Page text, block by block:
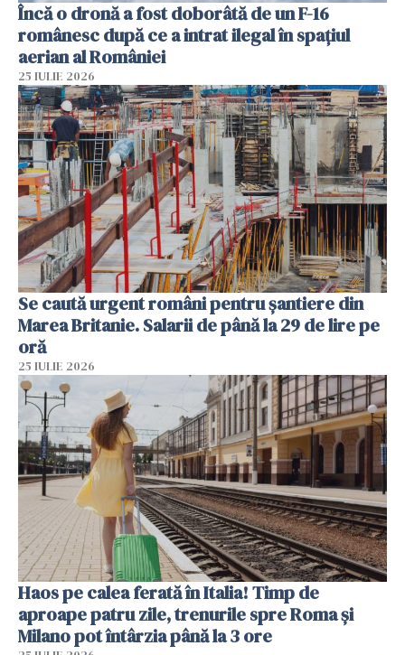
Încă o dronă a fost doborâtă de un F-16
românesc după ce a intrat ilegal în spațiul
aerian al României
25 IULIE 2026
Se caută urgent români pentru șantiere din
Marea Britanie. Salarii de până la 29 de lire pe
oră
25 IULIE 2026
Haos pe calea ferată în Italia! Timp de
aproape patru zile, trenurile spre Roma și
Milano pot întârzia până la 3 ore